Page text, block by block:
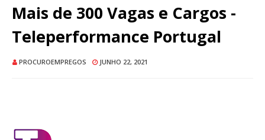
Mais de 300 Vagas e Cargos -
Teleperformance Portugal
PROCUROEMPREGOS JUNHO 22, 2021